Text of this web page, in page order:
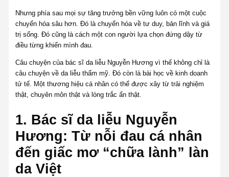
Nhưng phía sau mọi sự tăng trưởng bền vững luôn có một cuộc
chuyển hóa sâu hơn. Đó là chuyển hóa về tư duy, bản lĩnh và giá
trị sống. Đó cũng là cách một con người lựa chọn đứng dậy từ
điều từng khiến mình đau.
Câu chuyện của bác sĩ da liễu Nguyễn Hương vì thế không chỉ là
câu chuyện về da liễu thẩm mỹ. Đó còn là bài học về kinh doanh
tử tế. Một thương hiệu cá nhân có thể được xây từ trải nghiệm
thật, chuyên môn thật và lòng trắc ẩn thật.
1. Bác sĩ da liễu Nguyễn
Hương: Từ nỗi đau cá nhân
đến giấc mơ “chữa lành” làn
da Việt